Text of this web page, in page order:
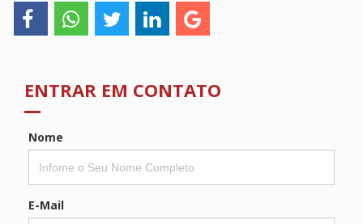
ENTRAR EM CONTATO
Nome
E-Mail